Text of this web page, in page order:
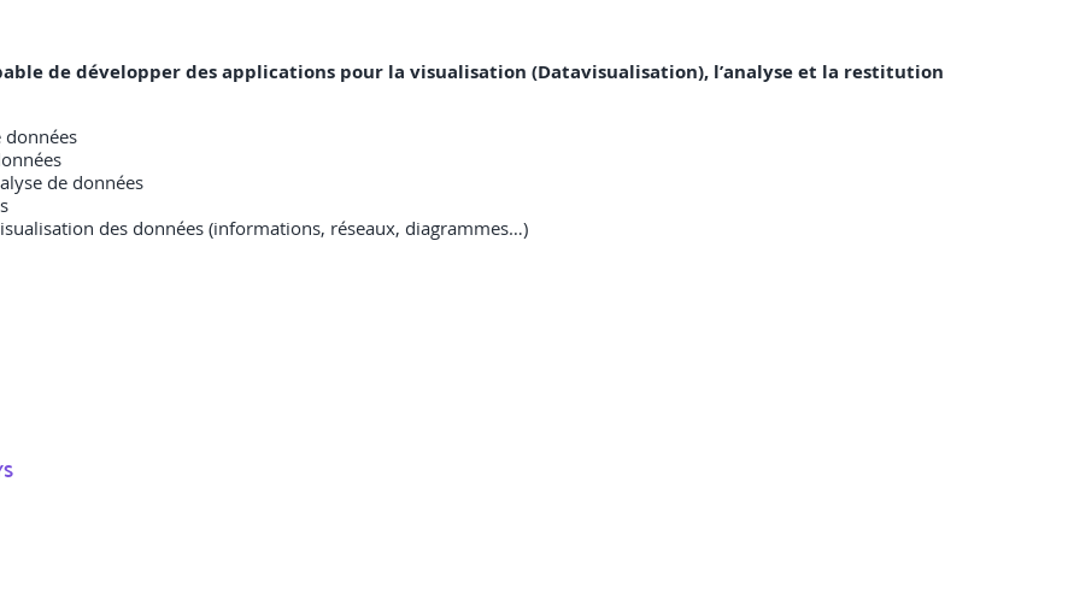
de développer des applications pour la visualisation (Datavisualisation), l’analyse et la restitution
données
de données
des données (informations, réseaux, diagrammes…)